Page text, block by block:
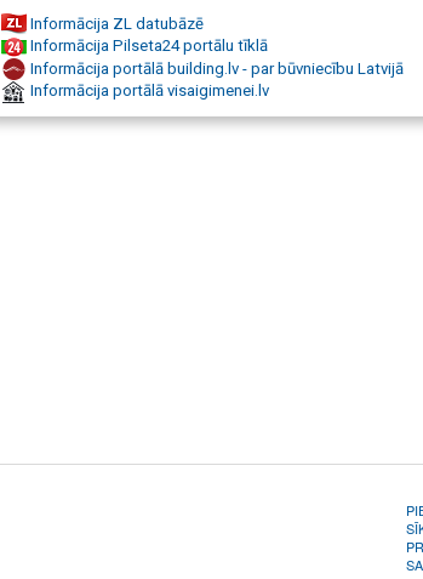
profesionālo kafijas aparātu remonts, kafijas automātu
tvaika krāsnis remonts, ledus veidotāja remonts, sadzīves
apkalpošana, sadzīves un profesionālās tehnikas remonts,
remonts, portatīvo datoru remonts, monitoru remonts,
remonts, laptopu remonts, pc remonts, laptopa remonts,
remonts, displeja maiņa, ekrāna maiņa, datorserviss,
Informācija ZL datubāzē
Informācija Pilseta24 portālu tīklā
Informācija portālā building.lv - par būvniecību Latvijā
Informācija portālā visaigimenei.lv